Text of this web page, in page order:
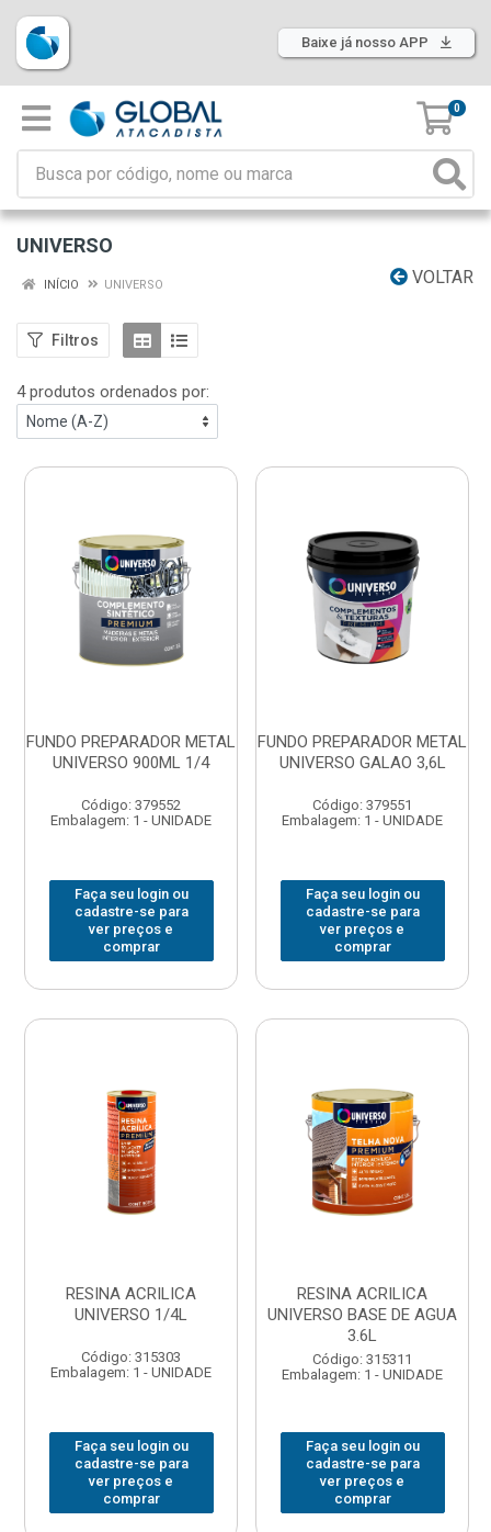
Baixe já nosso APP
0
UNIVERSO
VOLTAR
INÍCIO UNIVERSO
Filtros
4 produtos ordenados por:
FUNDO PREPARADOR METAL
UNIVERSO 900ML 1/4
Código: 379552
Embalagem: 1 - UNIDADE
Faça seu login ou
cadastre-se para
ver preços e
comprar
FUNDO PREPARADOR METAL
UNIVERSO GALAO 3,6L
Código: 379551
Embalagem: 1 - UNIDADE
Faça seu login ou
cadastre-se para
ver preços e
comprar
RESINA ACRILICA
UNIVERSO 1/4L
Código: 315303
Embalagem: 1 - UNIDADE
Faça seu login ou
cadastre-se para
ver preços e
comprar
RESINA ACRILICA
UNIVERSO BASE DE AGUA
3.6L
Código: 315311
Embalagem: 1 - UNIDADE
Faça seu login ou
cadastre-se para
ver preços e
comprar